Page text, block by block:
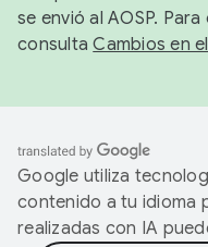
se envió al AOSP.
consultaCambios en
Google utiliza
contenido a tu idioma
realizadas con IA